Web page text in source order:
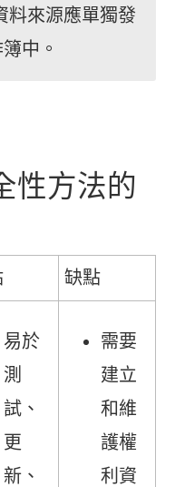
料來源應單獨發
中。
性方法的
缺點
易於
測
試、
更
新、
需要
建立
和維
護權
利資